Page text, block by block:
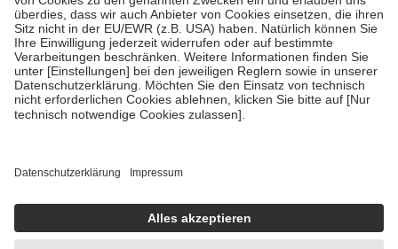
• Kindern und Jugendlichen bis zum vollendeten 18. Lebensjahr
mit Ausnahme der Fahrkosten
• Untersuchungen zur Vorsorge und Früherkennung, die von der
GKV getragen werden
• empfohlenen Schutzimpfungen
• Harn- und Blutteststreifen
getroffen, um sicherzustellen, dass es sich um echte Bewertungen
https://help.etrusted.com/hc/de/articles/4419944605341
Einige Bilder und Inhalte wurden unter Zuhilfenahme künstlicher